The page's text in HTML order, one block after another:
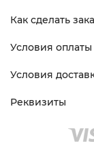
Как сделать
Условия оплаты
Условия
Реквизиты